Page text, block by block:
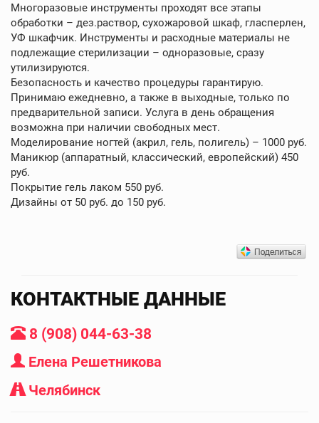
Многоразовые инструменты проходят все этапы
обработки – дез.раствор, сухожаровой шкаф, гласперлен,
УФ шкафчик. Инструменты и расходные материалы не
подлежащие стерилизации – одноразовые, сразу
утилизируются.
Безопасность и качество процедуры гарантирую.
Принимаю ежедневно, а также в выходные, только по
предварительной записи. Услуга в день обращения
возможна при наличии свободных мест.
Моделирование ногтей (акрил, гель, полигель) – 1000 руб.
Маникюр (аппаратный, классический, европейский) 450
руб.
Покрытие гель лаком 550 руб.
Дизайны от 50 руб. до 150 руб.
КОНТАКТНЫЕ ДАННЫЕ
8 (908) 044-63-38
Елена Решетникова
Челябинск